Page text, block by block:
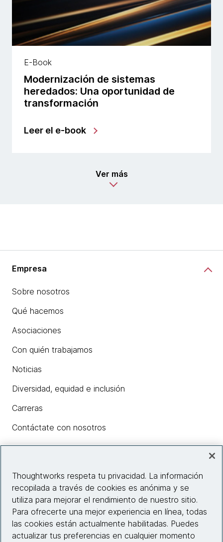
E-Book
Modernización de sistemas
heredados: Una oportunidad de
transformación
Leer el e-book
Ver más
Empresa
Sobre nosotros
Qué hacemos
Asociaciones
Con quién trabajamos
Noticias
Diversidad, equidad e inclusión
Carreras
Contáctate con nosotros
Información del sitio web
Conecta con nosotros
Thoughtworks respeta tu privacidad. La información
recopilada a través de cookies es anónima y se
utiliza para mejorar el rendimiento de nuestro sitio.
Para ofrecerte una mejor experiencia en línea, todas
las cookies están actualmente habilitadas. Puedes
actualizar tus preferencias en cualquier momento